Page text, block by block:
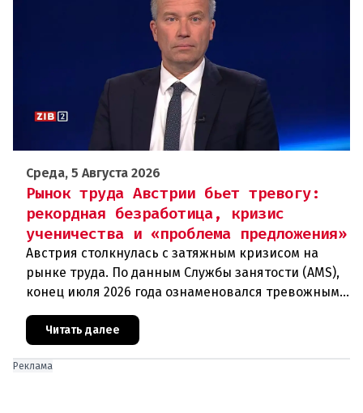
Среда, 5 Августа 2026
Рынок труда Австрии бьет тревогу:
рекордная безработица, кризис
ученичества и «проблема предложения»
Австрия столкнулась с затяжным кризисом на
рынке труда. По данным Службы занятости (AMS),
конец июля 2026 года ознаменовался тревожными
зарегистрированы как безрабо
Читать далее
Реклама